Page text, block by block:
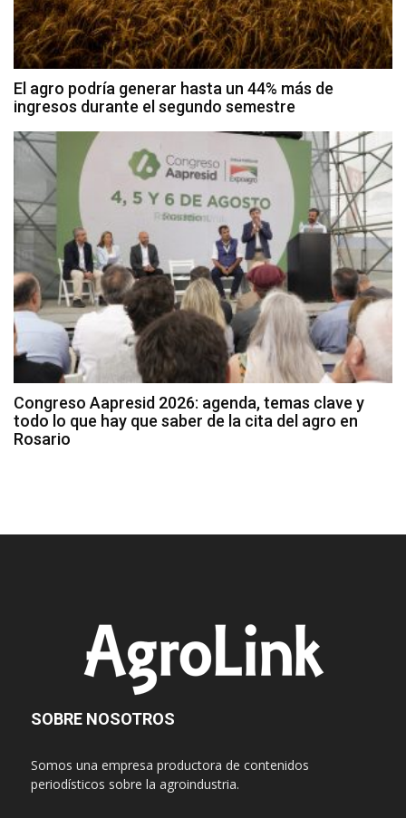
El agro podría generar hasta un 44% más de
ingresos durante el segundo semestre
Congreso Aapresid 2026: agenda, temas clave y
todo lo que hay que saber de la cita del agro en
Rosario
SOBRE NOSOTROS
Somos una empresa productora de contenidos
periodísticos sobre la agroindustria.